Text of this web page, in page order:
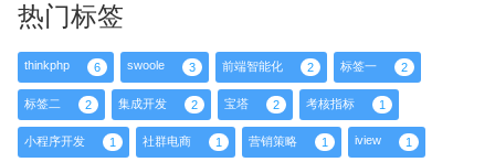
热门标签
thinkphp 6 swoole 3 前端智能化 2 标签一 2
标签二 2 集成开发 2 宝塔 2 考核指标 1
小程序开发 1 社群电商 1 营销策略 1 iview 1